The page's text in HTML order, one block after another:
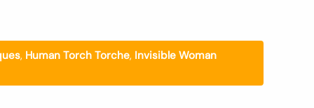
, Human Torch Torche, Invisible Woman